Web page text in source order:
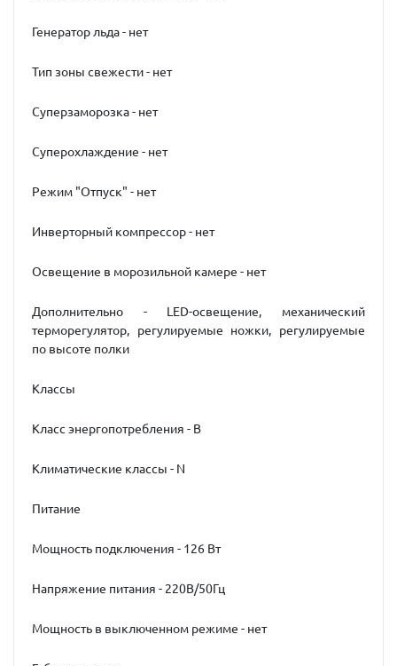
Генератор льда - нет
Тип зоны свежести - нет
Суперзаморозка - нет
Суперохлаждение - нет
Режим "Отпуск" - нет
Инверторный компрессор - нет
Освещение в морозильной камере - нет
Дополнительно - LED-освещение, механический
терморегулятор, регулируемые ножки, регулируемые
по высоте полки
Классы
Класс энергопотребления - В
Климатические классы - N
Питание
Мощность подключения - 126 Вт
Напряжение питания - 220В/50Гц
Мощность в выключенном режиме - нет